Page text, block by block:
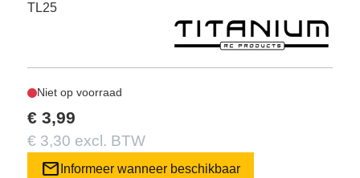
TL25
Niet op voorraad
€ 3,99
€ 3,30 excl. BTW
mail Informeer wanneer beschikbaar